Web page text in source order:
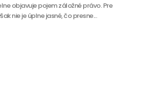
objavuje pojem záložné právo. Pre
nie je úplne jasné, čo presne...